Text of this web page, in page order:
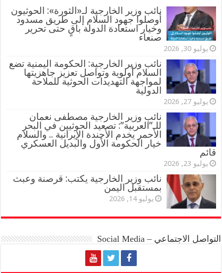
‏نائب وزير الخارجية لـ«الثورة»: الحوثيون
أوصلوا جهود السلام إلى طريق مسدود
وخيار استعادة الدولة باقٍ حتى تحرير
صنعاء
يوليو 30, 2026
نائب وزير الخارجية: الحكومة اليمنية تضع
السلام أولوية وتواصل تعزيز جاهزيتها
لمواجهة التهديدات الحوثية للملاحة
الدولية
يوليو 27, 2026
نائب وزير الخارجية مصطفى نعمان
للـ”العربية”: تصعيد الحوثيين في البحر
الأحمر يخدم الأجندة الإيرانية .. والسلام
خيار الحكومة الأول والبديل العسكري
قائم
يوليو 23, 2026
نائب وزير الخارجية يكتب: قرصنة وعبث
بمستقبل اليمن
يوليو 14, 2026
التواصل الاجتماعي – Social Media